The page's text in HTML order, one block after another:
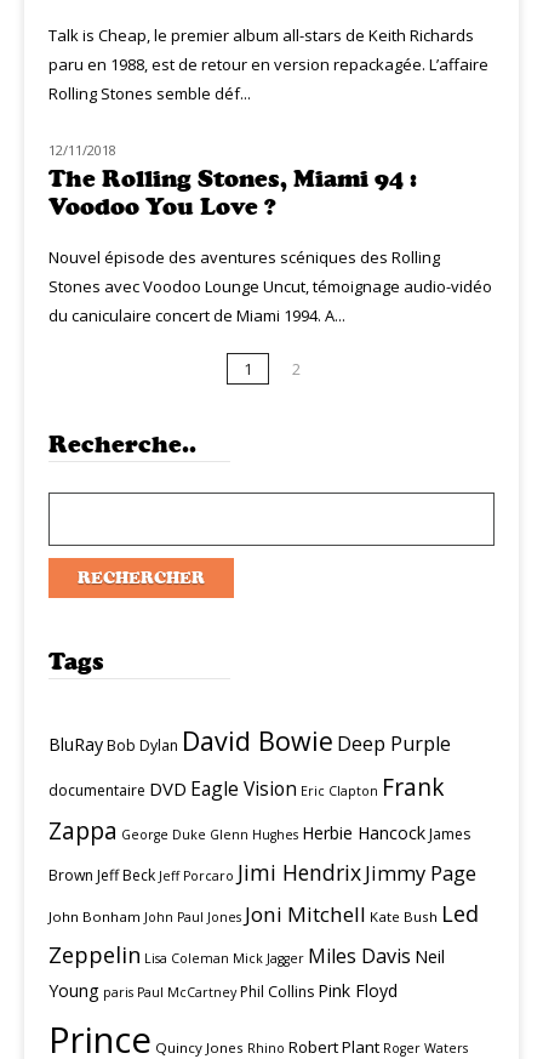
Talk is Cheap, le premier album all-stars de Keith Richards
paru en 1988, est de retour en version repackagée. L’affaire
Rolling Stones semble déf...
MUZIQ DVD
12/11/2018
The Rolling Stones, Miami 94 :
Voodoo You Love ?
Nouvel épisode des aventures scéniques des Rolling
Stones avec Voodoo Lounge Uncut, témoignage audio-vidéo
du caniculaire concert de Miami 1994. A...
1 2
Recherche..
Tags
BluRayBob Dylan David Bowie Deep Purple
documentaire DVD Eagle Vision Eric Clapton Frank
Zappa George Duke Glenn Hughes Herbie HancockJames
Brown Jeff Beck Jeff Porcaro Jimi HendrixJimmy Page
John Bonham John Paul Jones Joni Mitchell Kate Bush Led
Zeppelin Lisa Coleman Mick Jagger Miles Davis Neil
Young paris Paul McCartney Phil Collins Pink Floyd
Prince Quincy Jones Rhino Robert Plant Roger Waters